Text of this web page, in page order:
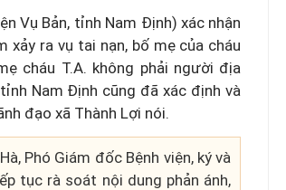
Vụ Bản, tỉnh Nam Định) xác nhận
xảy ra vụ tai nạn, bố mẹ của cháu
cháu T.A. không phải người địa
Nam Định cũng đã xác định và
đạo xã Thành Lợi nói.
Phó Giám đốc Bệnh viện, ký và
tục rà soát nội dung phản ánh,